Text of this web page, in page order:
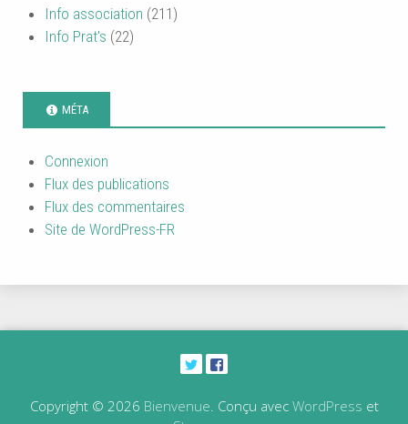
Info association (211)
Info Prat's (22)
MÉTA
Connexion
Flux des publications
Flux des commentaires
Site de WordPress-FR
Copyright © 2026 Bienvenue. Conçu avec WordPress et